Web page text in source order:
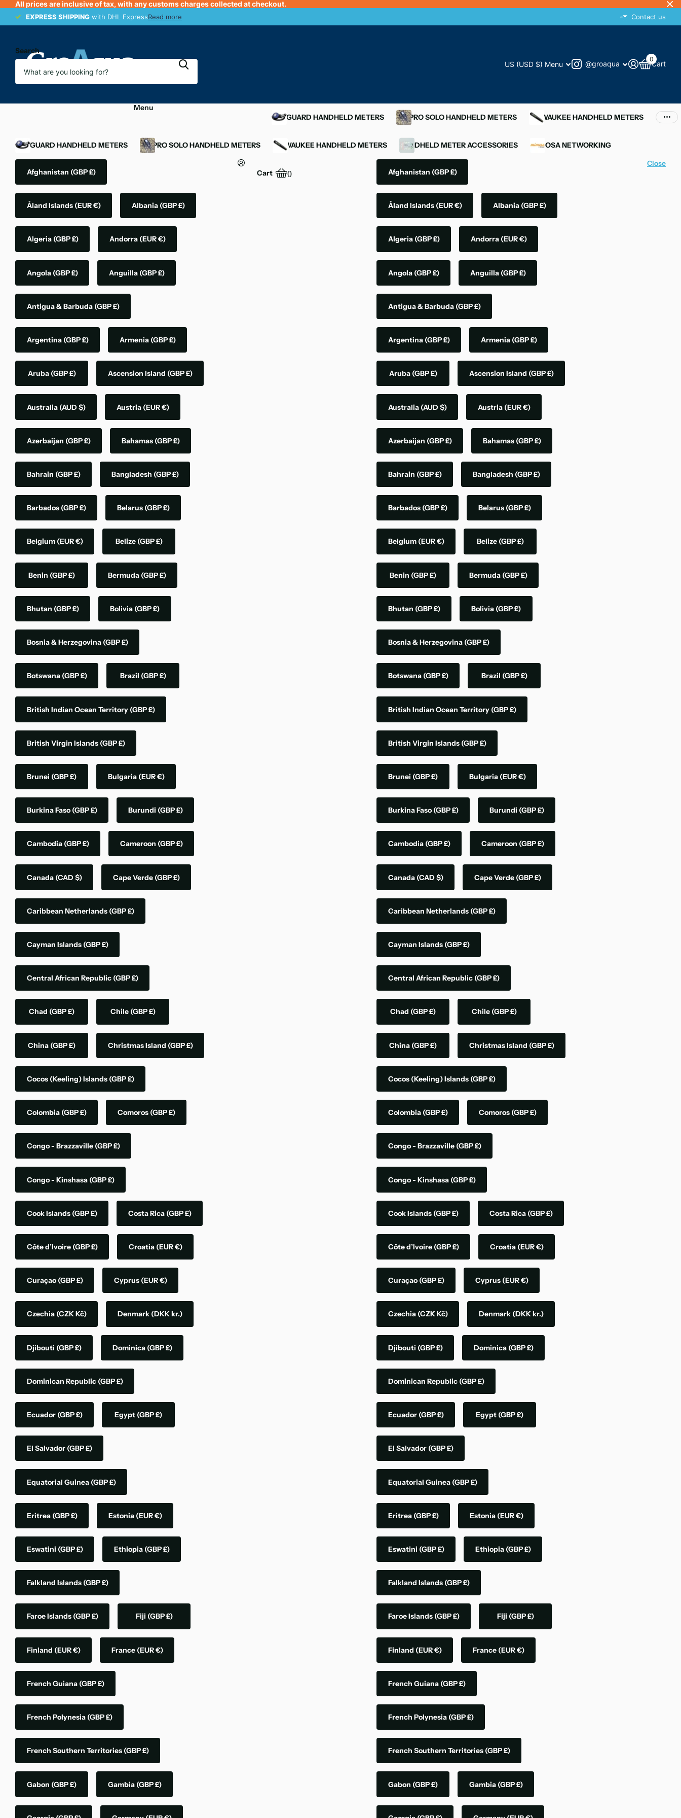
All prices are inclusive of tax, with any customs charges collected at checkout.
EXPRESS SHIPPING with DHL ExpressRead more
EXPRESS SHIPPING Contact us
Search
US (USD $) Menu @groaqua Cart
0
Menu
OXYGUARD HANDHELD METERS
YSI PRO SOLO HANDHELD METERS MILWAUKEE HANDHELD METERS
OXYGUARD HANDHELD METERS YSI PRO SOLO HANDHELD METERS MILWAUKEE HANDHELD METERS HANDHELD METER ACCESSORIES MIMOSA NETWORKING
Afghanistan (GBP £)
Åland Islands (EUR €) Albania (GBP £)
Algeria (GBP £) Andorra (EUR €)
Angola (GBP £) Anguilla (GBP £)
Antigua & Barbuda (GBP £)
Argentina (GBP £) Armenia (GBP £)
Aruba (GBP £) Ascension Island (GBP £)
Australia (AUD $) Austria (EUR €)
Azerbaijan (GBP £) Bahamas (GBP £)
Bahrain (GBP £) Bangladesh (GBP £)
Barbados (GBP £) Belarus (GBP £)
Belgium (EUR €) Belize (GBP £)
Benin (GBP £) Bermuda (GBP £)
Bhutan (GBP £) Bolivia (GBP £)
Bosnia & Herzegovina (GBP £)
Botswana (GBP £) Brazil (GBP £)
British Indian Ocean Territory (GBP £)
British Virgin Islands (GBP £)
Brunei (GBP £) Bulgaria (EUR €)
Burkina Faso(GBP £) Burundi (GBP £)
Cambodia (GBP £) Cameroon (GBP £)
Canada (CAD $) Cape Verde (GBP £)
Caribbean Netherlands (GBP £)
Cayman Islands (GBP £)
Central African Republic (GBP £)
Chad (GBP £) Chile (GBP £)
China (GBP £) Christmas Island (GBP £)
Cocos (Keeling) Islands (GBP £)
Colombia (GBP £) Comoros (GBP £)
Congo - Brazzaville (GBP £)
Congo - Kinshasa (GBP £)
Cook Islands (GBP £) Costa Rica (GBP £)
Côte d’Ivoire (GBP £) Croatia (EUR €)
Curaçao(GBP £) Cyprus (EUR €)
Czechia (CZK Kč) Denmark (DKK kr.)
Djibouti (GBP £) Dominica (GBP £)
Dominican Republic (GBP £)
Ecuador (GBP £) Egypt (GBP £)
El Salvador (GBP £)
Equatorial Guinea (GBP £)
Eritrea (GBP £) Estonia (EUR €)
Eswatini (GBP £) Ethiopia (GBP £)
Falkland Islands (GBP £)
Faroe Islands (GBP £) Fiji (GBP £)
Finland (EUR €) France (EUR €)
French Guiana (GBP £)
French Polynesia (GBP £)
French Southern Territories (GBP £)
Gabon (GBP £) Gambia (GBP £)
Cart 0 Afghanistan (GBP £)
Åland Islands (EUR €) Albania (GBP £)
Algeria (GBP £) Andorra (EUR €)
Angola (GBP £) Anguilla (GBP £)
Antigua & Barbuda (GBP £)
Argentina (GBP £) Armenia (GBP £)
Aruba (GBP £) Ascension Island (GBP £)
Australia (AUD $) Austria (EUR €)
Azerbaijan (GBP £) Bahamas (GBP £)
Bahrain (GBP £) Bangladesh (GBP £)
Barbados (GBP £) Belarus (GBP £)
Belgium (EUR €) Belize (GBP £)
Benin (GBP £) Bermuda (GBP £)
Bhutan (GBP £) Bolivia (GBP £)
Bosnia & Herzegovina (GBP £)
Botswana (GBP £) Brazil (GBP £)
British Indian Ocean Territory (GBP £)
British Virgin Islands (GBP £)
Brunei (GBP £) Bulgaria (EUR €)
Burkina Faso(GBP £) Burundi (GBP £)
Cambodia (GBP £) Cameroon (GBP £)
Canada (CAD $) Cape Verde (GBP £)
Caribbean Netherlands (GBP £)
Cayman Islands (GBP £)
Central African Republic (GBP £)
Chad (GBP £) Chile (GBP £)
China (GBP £) Christmas Island (GBP £)
Cocos (Keeling) Islands (GBP £)
Colombia (GBP £) Comoros (GBP £)
Congo - Brazzaville (GBP £)
Congo - Kinshasa (GBP £)
Cook Islands (GBP £) Costa Rica (GBP £)
Côte d’Ivoire (GBP £) Croatia (EUR €)
Curaçao(GBP £) Cyprus (EUR €)
Czechia (CZK Kč) Denmark (DKK kr.)
Djibouti (GBP £) Dominica (GBP £)
Dominican Republic (GBP £)
Ecuador (GBP £) Egypt (GBP £)
El Salvador (GBP £)
Equatorial Guinea (GBP £)
Eritrea (GBP £) Estonia (EUR €)
Eswatini (GBP £) Ethiopia (GBP £)
Falkland Islands (GBP £)
Faroe Islands (GBP £) Fiji (GBP £)
Finland (EUR €) France (EUR €)
French Guiana (GBP £)
French Polynesia (GBP £)
French Southern Territories (GBP £)
Gabon (GBP £) Gambia (GBP £)
Close